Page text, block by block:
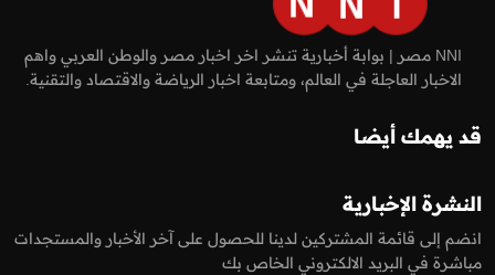
NNI مصر | بوابة أخبارية تنشر اخر اخبار مصر والوطن العربي واهم
الاخبار العاجلة في العالم، ومتابعة اخبار الرياضة والاقتصاد والتقنية.
قد يهمك أيضا
النشرة الإخبارية
انضم إلى قائمة المشتركين لدينا للحصول على آخر الأخبار والمستجدات
مباشرة في البريد الالكتروني الخاص بك